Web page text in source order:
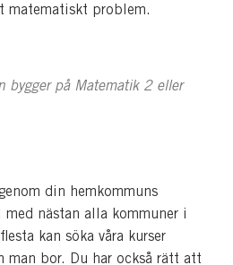
matematiskt problem.
bygger på Matematik 2 eller
din hemkommuns
nästan alla kommuner i
kan söka våra kurser
man bor. Du har också rätt att